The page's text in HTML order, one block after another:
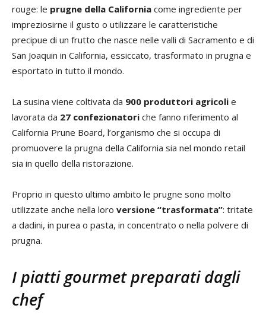
rouge: le prugne della California come ingrediente per
impreziosirne il gusto o utilizzare le caratteristiche
precipue di un frutto che nasce nelle valli di Sacramento e di
San Joaquin in California, essiccato, trasformato in prugna e
esportato in tutto il mondo.
La susina viene coltivata da 900 produttori agricoli e
lavorata da 27 confezionatori che fanno riferimento al
California Prune Board, l’organismo che si occupa di
promuovere la prugna della California sia nel mondo retail
sia in quello della ristorazione.
Proprio in questo ultimo ambito le prugne sono molto
utilizzate anche nella loro versione “trasformata”: tritate
a dadini, in purea o pasta, in concentrato o nella polvere di
prugna.
I piatti gourmet preparati dagli
chef